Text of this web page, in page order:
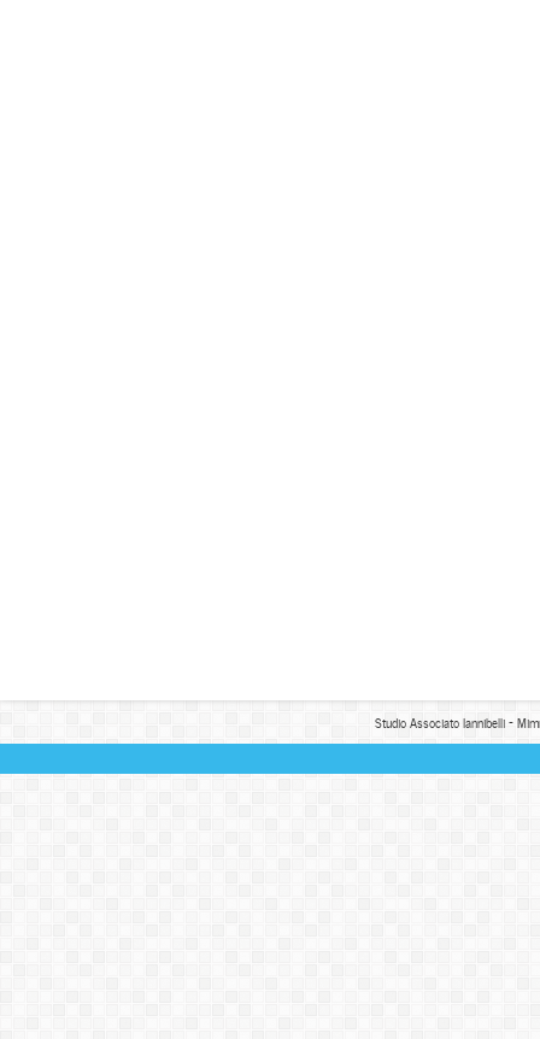
Studio Associato Iannibelli -